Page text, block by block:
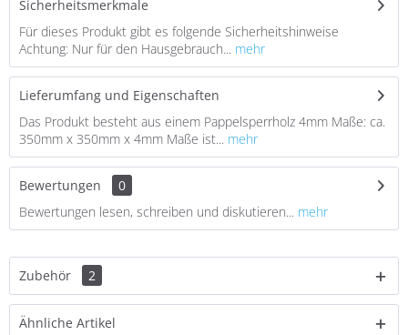
Sicherheitsmerkmale
Für dieses Produkt gibt es folgende Sicherheitshinweise
Achtung: Nur für den Hausgebrauch... mehr
Lieferumfang und Eigenschaften
Das Produkt besteht aus einem Pappelsperrholz 4mm Maße: ca.
350mm x 350mm x 4mm Maße ist... mehr
Bewertungen
0
Bewertungen lesen, schreiben und diskutieren... mehr
Zubehör 2
Ähnliche Artikel